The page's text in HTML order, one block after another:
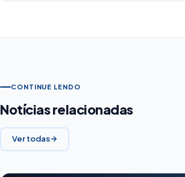
CONTINUE LENDO
Notícias relacionadas
Ver todas